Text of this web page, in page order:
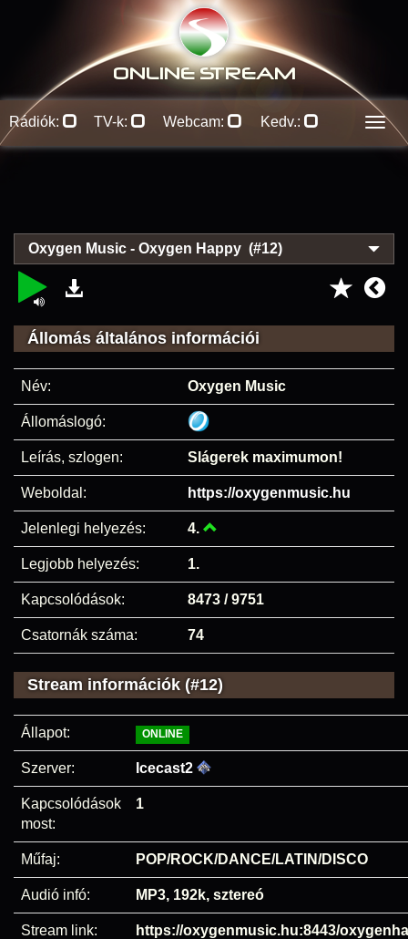
ONLINE STREAM
Rádiók: TV-k: Webcam: Kedv.:
Oxygen Music - Oxygen Happy (#12)
Állomás általános információi
Név: Oxygen Music
Állomáslogó:
Leírás, szlogen: Slágerek maximumon!
Weboldal: https://oxygenmusic.hu
Jelenlegi helyezés: 4.
Legjobb helyezés: 1.
Kapcsolódások: 8473 / 9751
Csatornák száma: 74
Stream információk (#12)
Állapot: ONLINE
Szerver: Icecast2
Kapcsolódások
most:
1
Műfaj: POP/ROCK/DANCE/LATIN/DISCO
Audió infó: MP3, 192k, sztereó
Stream link: https://oxygenmusic.hu:8443/